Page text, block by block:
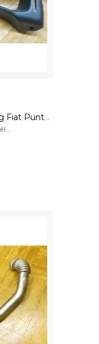
Abdeckung Tachoabdeckung Fiat Punto 2 188 735254114 B847
..